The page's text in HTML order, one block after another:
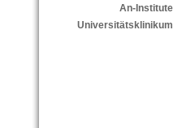
An-Institute
Universitätsklinikum